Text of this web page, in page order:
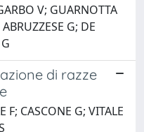
V; GUARNOTTA
G; DE
di razze
CASCONE G; VITALE